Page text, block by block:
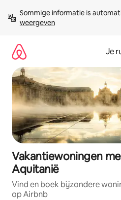
direct
naar
Sommige informatie is
weergeven
Je
Vakantiewoningen
Aquitanië
Vind en boek bijzondere
op Airbnb